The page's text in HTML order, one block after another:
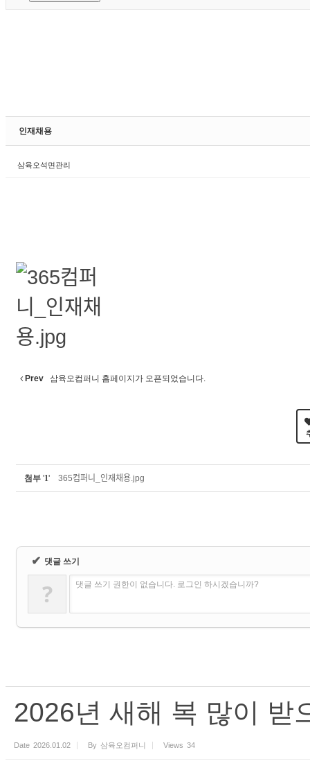
인재채용
삼육오석면관리
Prev 삼육오컴퍼니 홈페이지가 오픈되었습니다.
첨부 '1' 365컴퍼니_인재채용.jpg
✔ 댓글 쓰기
? 댓글 쓰기 권한이 없습니다. 로그인 하시겠습니까?
2026년 새해 복 많이 받
Date 2026.01.02 By 삼육오컴퍼니 Views 34